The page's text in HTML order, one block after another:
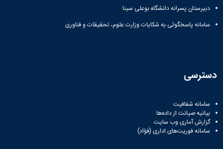
دبیرستان پسرانه دانشگاه بوعلی سینا
سامانه پاسخگوئی به شکایات وزارت علوم، تحقیقات و فناوری
دسترسی
سامانه شفافیت
بیانیه صیانت از داده‌ها
گزارش آماری وب‌ سایت
سامانه فوریت‌های اداری (فؤاد)